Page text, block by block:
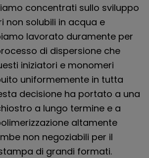
concentrati sullo sviluppo
non solubili in acqua e
lavorato duramente per
di dispersione che
iniziatori e monomeri
uniformemente in tutta
decisione ha portato a una
a lungo termine e a
altamente
non negoziabili per il
di grandi formati.